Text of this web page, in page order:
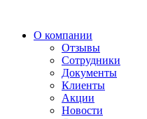
О компании
Отзывы
Сотрудники
Документы
Клиенты
Акции
Новости